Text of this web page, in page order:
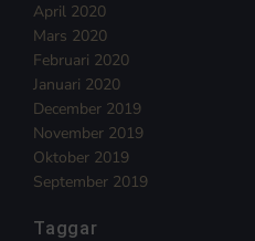
April 2020
Mars 2020
Februari 2020
Januari 2020
December 2019
November 2019
Oktober 2019
September 2019
Taggar